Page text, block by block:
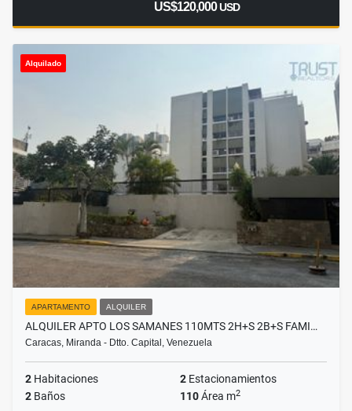
US$120,000USD
Alquilado
APARTAMENTO ALQUILER
ALQUILER APTO LOS SAMANES 110MTS 2H+S 2B+S FAMI…
Caracas, Miranda - Dtto. Capital, Venezuela
2 Habitaciones 2 Estacionamientos
2 Baños 110Área m2